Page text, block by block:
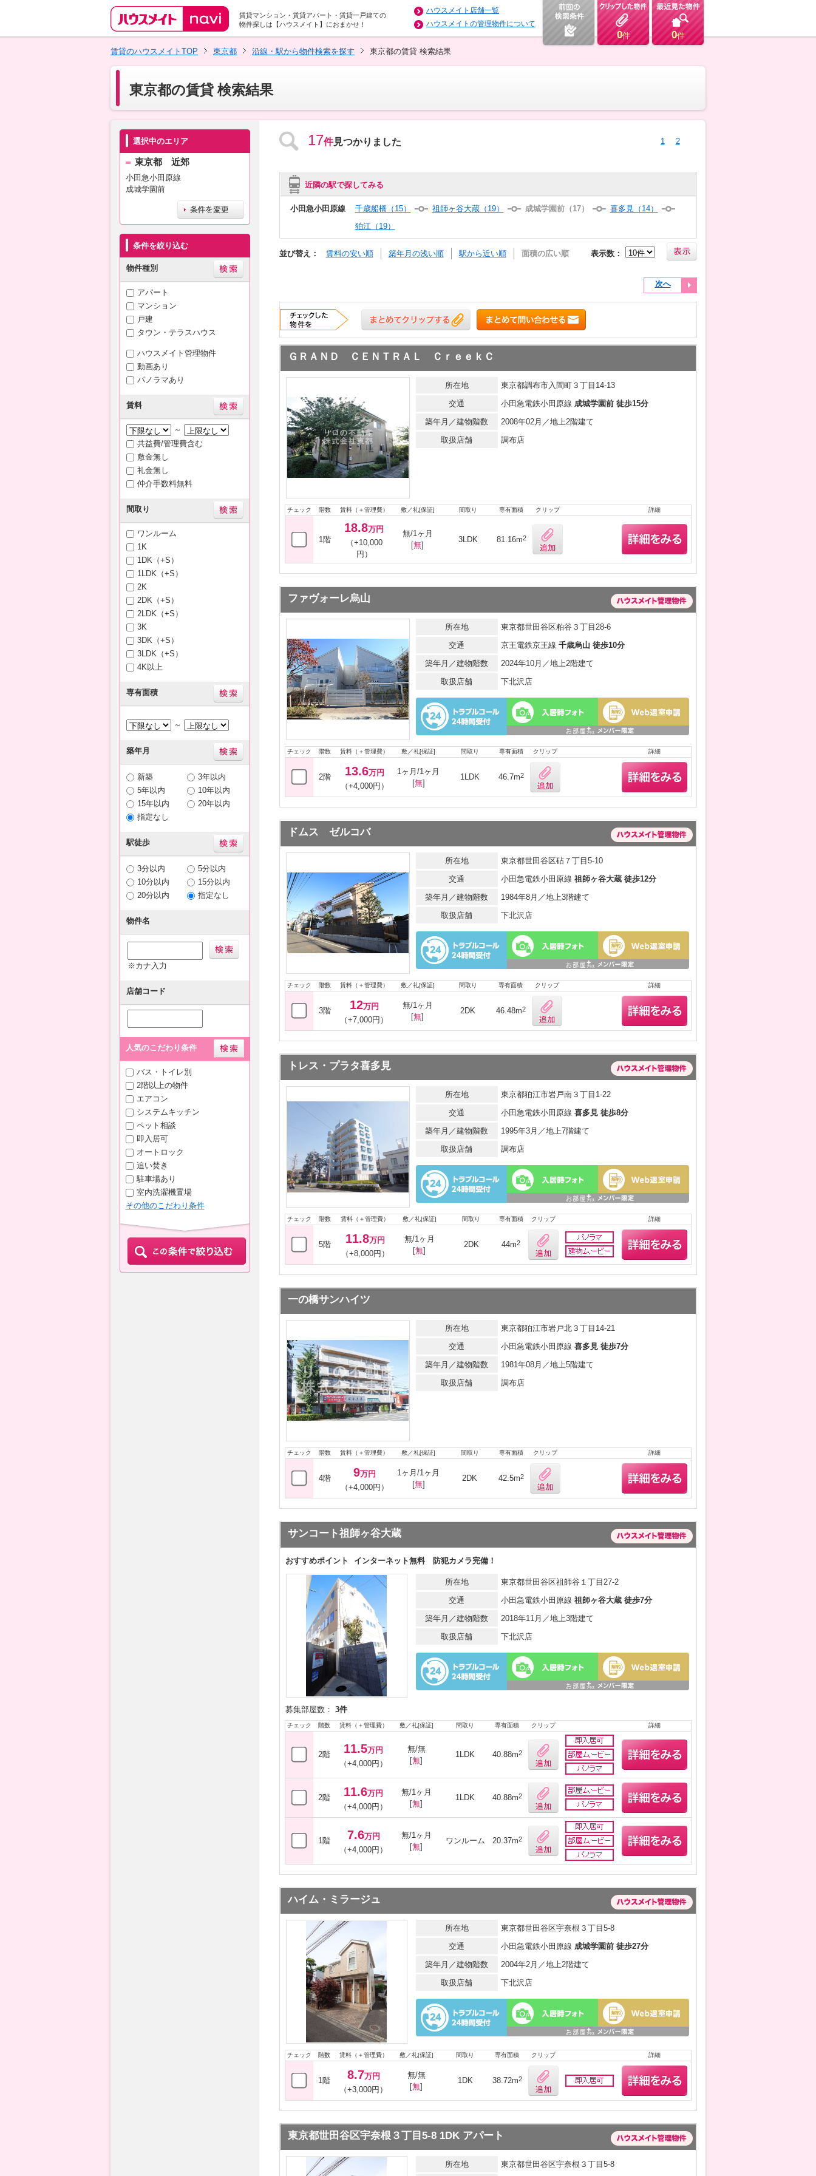
賃貸マンション・賃貸アパート・賃貸一戸建ての
物件探しは【ハウスメイト】におまかせ！
ハウスメイト店舗一覧
ハウスメイトの管理物件について
0件 0件
賃貸のハウスメイトTOP
東京都 沿線・駅から物件検索を探す 東京都の賃貸 検索結果
東京都の賃貸 検索結果
選択中のエリア
東京都 近郊
小田急小田原線
成城学園前
条件を絞り込む
物件種別
アパート
マンション
戸建
タウン・テラスハウス
ハウスメイト管理物件
動画あり
パノラマあり
賃料
～
共益費/管理費含む
敷金無し
礼金無し
仲介手数料無料
間取り
ワンルーム
1K
1DK（+S）
1LDK（+S）
2K
2DK（+S）
2LDK（+S）
3K
3DK（+S）
3LDK（+S）
4K以上
専有面積
～
築年月
新築
3年以内
5年以内
10年以内
15年以内
20年以内
指定なし
駅徒歩
3分以内
5分以内
10分以内
15分以内
20分以内
指定なし
物件名
※カナ入力
店舗コード
人気のこだわり条件
バス・トイレ別
2階以上の物件
エアコン
システムキッチン
ペット相談
即入居可
オートロック
追い焚き
駐車場あり
室内洗濯機置場
その他のこだわり条件
17件見つかりました 1 2
近隣の駅で探してみる
小田急小田原線 千歳船橋（15） 祖師ヶ谷大蔵（19） 成城学園前（17）
喜多見（14）
狛江（19）
並び替え： 賃料の安い順 築年月の浅い順 駅から近い順 面積の広い順 表示数：
次へ
ＧＲＡＮＤ ＣＥＮＴＲＡＬ ＣｒｅｅｋＣ
所在地
東京都調布市入間町３丁目14-13
交通
小田急電鉄小田原線 成城学園前 徒歩15分
築年月／建物階数
2008年02月／地上2階建て
取扱店舗
調布店
チェック 階数 賃料（＋管理費） 敷／礼[保証] 間取り 専有面積 クリップ 詳細
1階
18.8万円
（+10,000
円）
無/1ヶ月
[無]
3LDK 81.16m2
ファヴォーレ烏山
所在地
東京都世田谷区粕谷３丁目28-6
交通
京王電鉄京王線 千歳烏山 徒歩10分
築年月／建物階数
2024年10月／地上2階建て
取扱店舗
下北沢店
チェック 階数 賃料（＋管理費） 敷／礼[保証] 間取り 専有面積 クリップ 詳細
2階 13.6万円
（+4,000円）
1ヶ月/1ヶ月
[無]
1LDK 46.7m2
ドムス ゼルコバ
所在地
東京都世田谷区砧７丁目5-10
交通
小田急電鉄小田原線 祖師ヶ谷大蔵 徒歩12分
築年月／建物階数
1984年8月／地上3階建て
取扱店舗
下北沢店
チェック 階数 賃料（＋管理費） 敷／礼[保証] 間取り 専有面積 クリップ 詳細
3階 12万円
（+7,000円）
無/1ヶ月
[無]
2DK 46.48m2
トレス・プラタ喜多見
所在地
東京都狛江市岩戸南３丁目1-22
交通
小田急電鉄小田原線 喜多見 徒歩8分
築年月／建物階数
1995年3月／地上7階建て
取扱店舗
調布店
チェック 階数 賃料（＋管理費） 敷／礼[保証] 間取り 専有面積 クリップ 詳細
5階 11.8万円
（+8,000円）
無/1ヶ月
[無]
2DK 44m2
一の橋サンハイツ
所在地
東京都狛江市岩戸北３丁目14-21
交通
小田急電鉄小田原線 喜多見 徒歩7分
築年月／建物階数
1981年08月／地上5階建て
取扱店舗
調布店
チェック 階数 賃料（＋管理費） 敷／礼[保証] 間取り 専有面積 クリップ 詳細
4階 9万円
（+4,000円）
1ヶ月/1ヶ月
[無]
2DK 42.5m2
サンコート祖師ヶ谷大蔵
おすすめポイント インターネット無料 防犯カメラ完備！
所在地
東京都世田谷区祖師谷１丁目27-2
交通
小田急電鉄小田原線 祖師ヶ谷大蔵 徒歩7分
築年月／建物階数
2018年11月／地上3階建て
取扱店舗
下北沢店
募集部屋数： 3件
チェック 階数 賃料（＋管理費） 敷／礼[保証] 間取り 専有面積 クリップ 詳細
2階 11.5万円
（+4,000円）
無/無
[無]
1LDK 40.88m2
2階 11.6万円
（+4,000円）
無/1ヶ月
[無]
1LDK 40.88m2
1階 7.6万円
（+4,000円）
無/1ヶ月
[無]
ワンルーム 20.37m2
ハイム・ミラージュ
所在地
東京都世田谷区宇奈根３丁目5-8
交通
小田急電鉄小田原線 成城学園前 徒歩27分
築年月／建物階数
2004年2月／地上2階建て
取扱店舗
下北沢店
チェック 階数 賃料（＋管理費） 敷／礼[保証] 間取り 専有面積 クリップ 詳細
1階 8.7万円
（+3,000円）
無/無
[無]
1DK 38.72m2
東京都世田谷区宇奈根３丁目5-8 1DK アパート
所在地 東京都世田谷区宇奈根３丁目5-8